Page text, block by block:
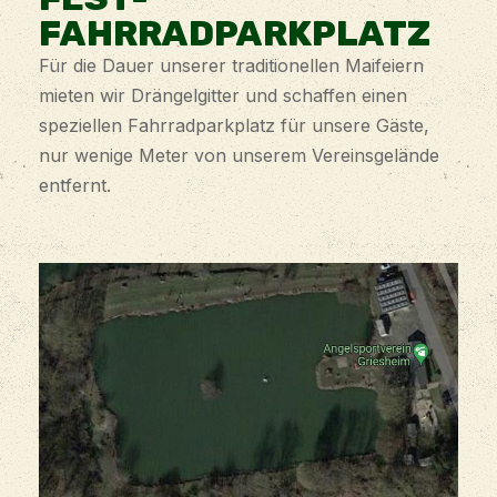
FAHRRADPARKPLATZ
Für die Dauer unserer traditionellen Maifeiern
mieten wir Drängelgitter und schaffen einen
speziellen Fahrradparkplatz für unsere Gäste,
nur wenige Meter von unserem Vereinsgelände
entfernt.